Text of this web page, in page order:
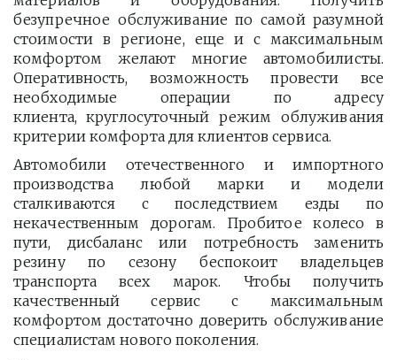
безупречное обслуживание по самой разумной
стоимости в регионе, еще и с максимальным
комфортом желают многие автомобилисты.
Оперативность, возможность провести все
необходимые операции по адресу
клиента, круглосуточный режим облуживания
критерии комфорта для клиентов сервиса.
Автомобили отечественного и импортного
производства любой марки и модели
сталкиваются с последствием езды по
некачественным дорогам. Пробитое колесо в
пути, дисбаланс или потребность заменить
резину по сезону беспокоит владельцев
транспорта всех марок. Чтобы получить
качественный сервис с максимальным
комфортом достаточно доверить обслуживание
специалистам нового поколения.